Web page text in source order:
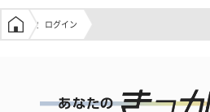
学生の窓口トップ
ログイン